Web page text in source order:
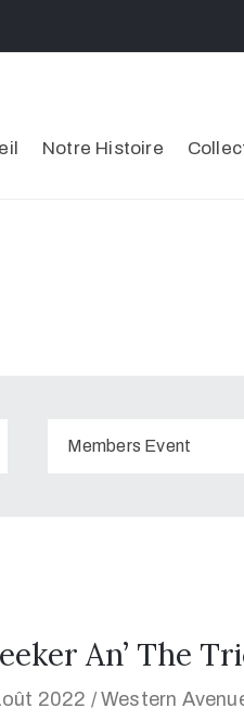
Notre Histoire
Members Event
An’ The
2022 / Western